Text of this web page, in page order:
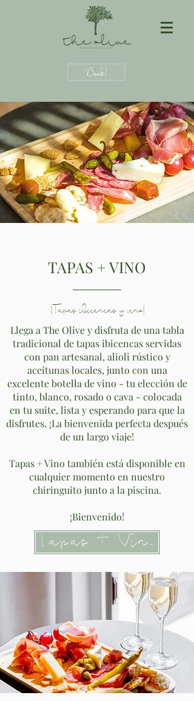
TAPAS + VINO
¡Tapas ibicencas y vino!
Llega a The Olive y disfruta de una tabla
tradicional de tapas ibicencas servidas
con pan artesanal, alioli rústico y
aceitunas locales, junto con una
excelente botella de vino - tu elección de
tinto, blanco, rosado o cava - colocada
en tu suite, lista y esperando para que la
disfrutes. ¡La bienvenida perfecta después
de un largo viaje!
Tapas + Vino también está disponible en
cualquier momento en nuestro
chiringuito junto a la piscina.
¡Bienvenido!
Tapas + Vino!